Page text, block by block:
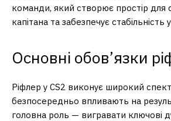
команди, який створює простір для
капітана та забезпечує стабільність
Основні обов’язки
Ріфлер у CS2 виконує широкий
безпосередньо впливають на
головна роль — вигравати ключові